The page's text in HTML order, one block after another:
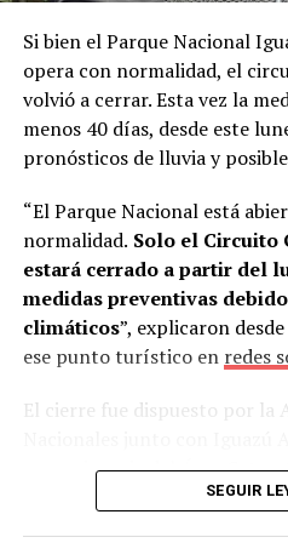
cubriera los pasajes aéreos.
de inmediato.
“Mi esposa es profesora de
técnica. Esa misma noche la
hacerlo’”, recordó.
Estudiar alemán para
Al regresar aMisiones, Lory
Burger, quienes aceptaron el
poco asustados, enseguida se
tienen experiencia
Si bien el Parque Nacional
opera con normalidad, el
volvió a cerrar. Esta vez la
menos 40 días, desde este
pronósticos de lluvia y
“El Parque Nacional está
normalidad. Solo el Circuito
estará cerrado a partir del
medidas preventivas
climáticos”, explicaron
ese punto turístico en redes
El cierre fue dispuesto por la
concesionaria del Área
informes climáticos eSEGUIR